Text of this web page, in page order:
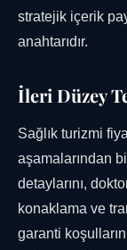
stratejik içerik
anahtarıdır.
İleri Düzey
Sağlık turizmi
aşamalarından
detaylarını,
konaklama ve
garanti